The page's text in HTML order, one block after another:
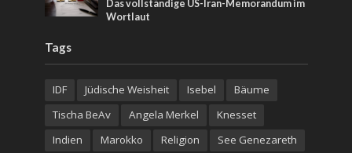
Das vollständige US-Iran-Memorandum im
Wortlaut
Tags
IDF Jüdische Weisheit Isebel
Bäume
Tischa BeAv
Angela Merkel
Knesset
Indien
Marokko Religion
See Genezareth